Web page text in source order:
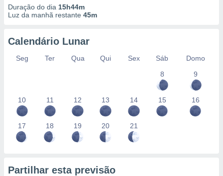
Duração do dia 15h44m
Luz da manhã restante 45m
Calendário Lunar
Seg Ter Qua Qui Sex Sáb
Domo
8
9
10 11 12 13 14 15 16
17 18 19 20 21
Partilhar esta previsão